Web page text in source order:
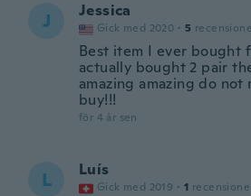
J Jessica
Gick med 2020 · 5
Best item I ever bought
actually bought 2 pair
amazing amazing do not
buy!!!
för 4 år sen
L Luís
Gick med 2019 · 1